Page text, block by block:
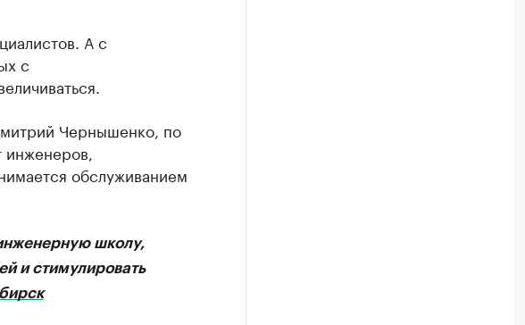
А с
с
Чернышенко, по
инженеров,
обслуживанием
школу,
и стимулировать